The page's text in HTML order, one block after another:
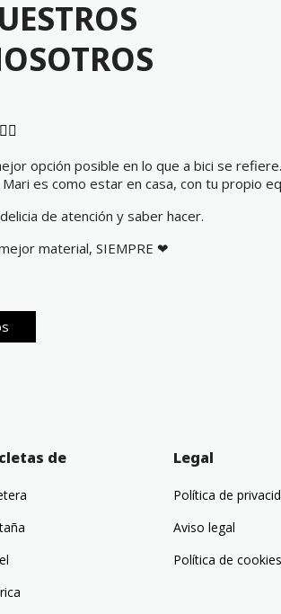
 
opción posible en lo que a bici se
Mari es como estar en casa, con tu propio
de atención y saber hacer.
material, SIEMPRE ❤
de Legal
Política de
Aviso legal
Política de cookies